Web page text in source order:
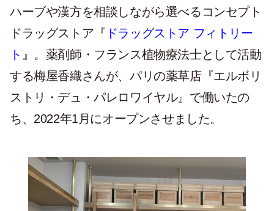
ハーブや漢方を相談しながら選べるコンセプト
ドラッグストア『 ドラッグストア フィトリー
ト 』。薬剤師・フランス植物療法士として活動
する梅屋香織さんが、パリの薬草店『エルボリ
ストリ・デュ・パレロワイヤル』で働いたの
ち、2022年1月にオープンさせました。